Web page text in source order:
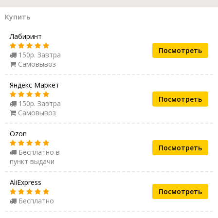
Купить
Лабиринт
150р. Завтра
Самовывоз
Посмотреть
Яндекс Маркет
150р. Завтра
Самовывоз
Посмотреть
Ozon
Бесплатно в
пункт выдачи
Посмотреть
AliExpress
Бесплатно
Посмотреть